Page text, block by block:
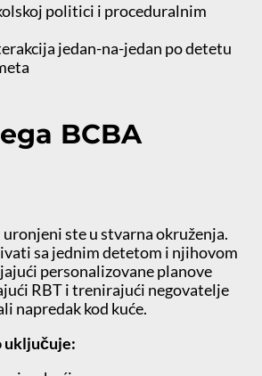
politici i proceduralnim
jedan-na-jedan po detetu
BCBA
uronjeni ste u stvarna okruženja.
sa jednim detetom i njihovom
personalizovane planove
RBT i trenirajući negovatelje
napredak kod kuće.
uključuje: